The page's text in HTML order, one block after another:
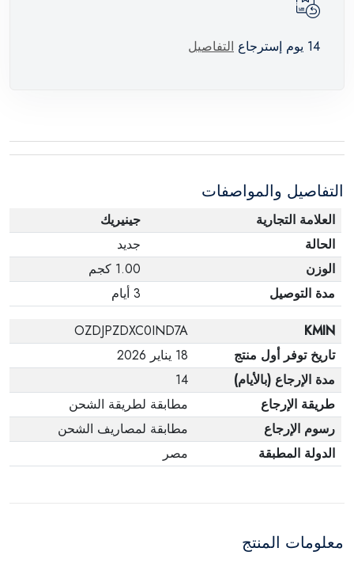
14 يوم إسترجاع التفاصيل
التفاصيل والمواصفات
العلامة التجارية
جينيريك
الحالة
جديد
الوزن
1.00 كجم
مدة التوصيل
3 أيام
KMIN
OZDJPZDXC0IND7A
تاريخ توفر أول منتج
18 يناير 2026
مدة الإرجاع (بالأيام)
14
طريقة الإرجاع
مطابقة لطريقة الشحن
رسوم الإرجاع
مطابقة لمصاريف الشحن
الدولة المطبقة
مصر
معلومات المنتج